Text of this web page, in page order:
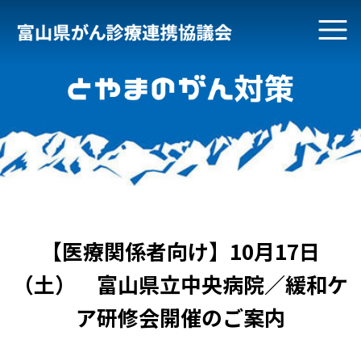
【医療関係者向け】10月17日
（土） 富山県立中央病院／緩和ケ
ア研修会開催のご案内